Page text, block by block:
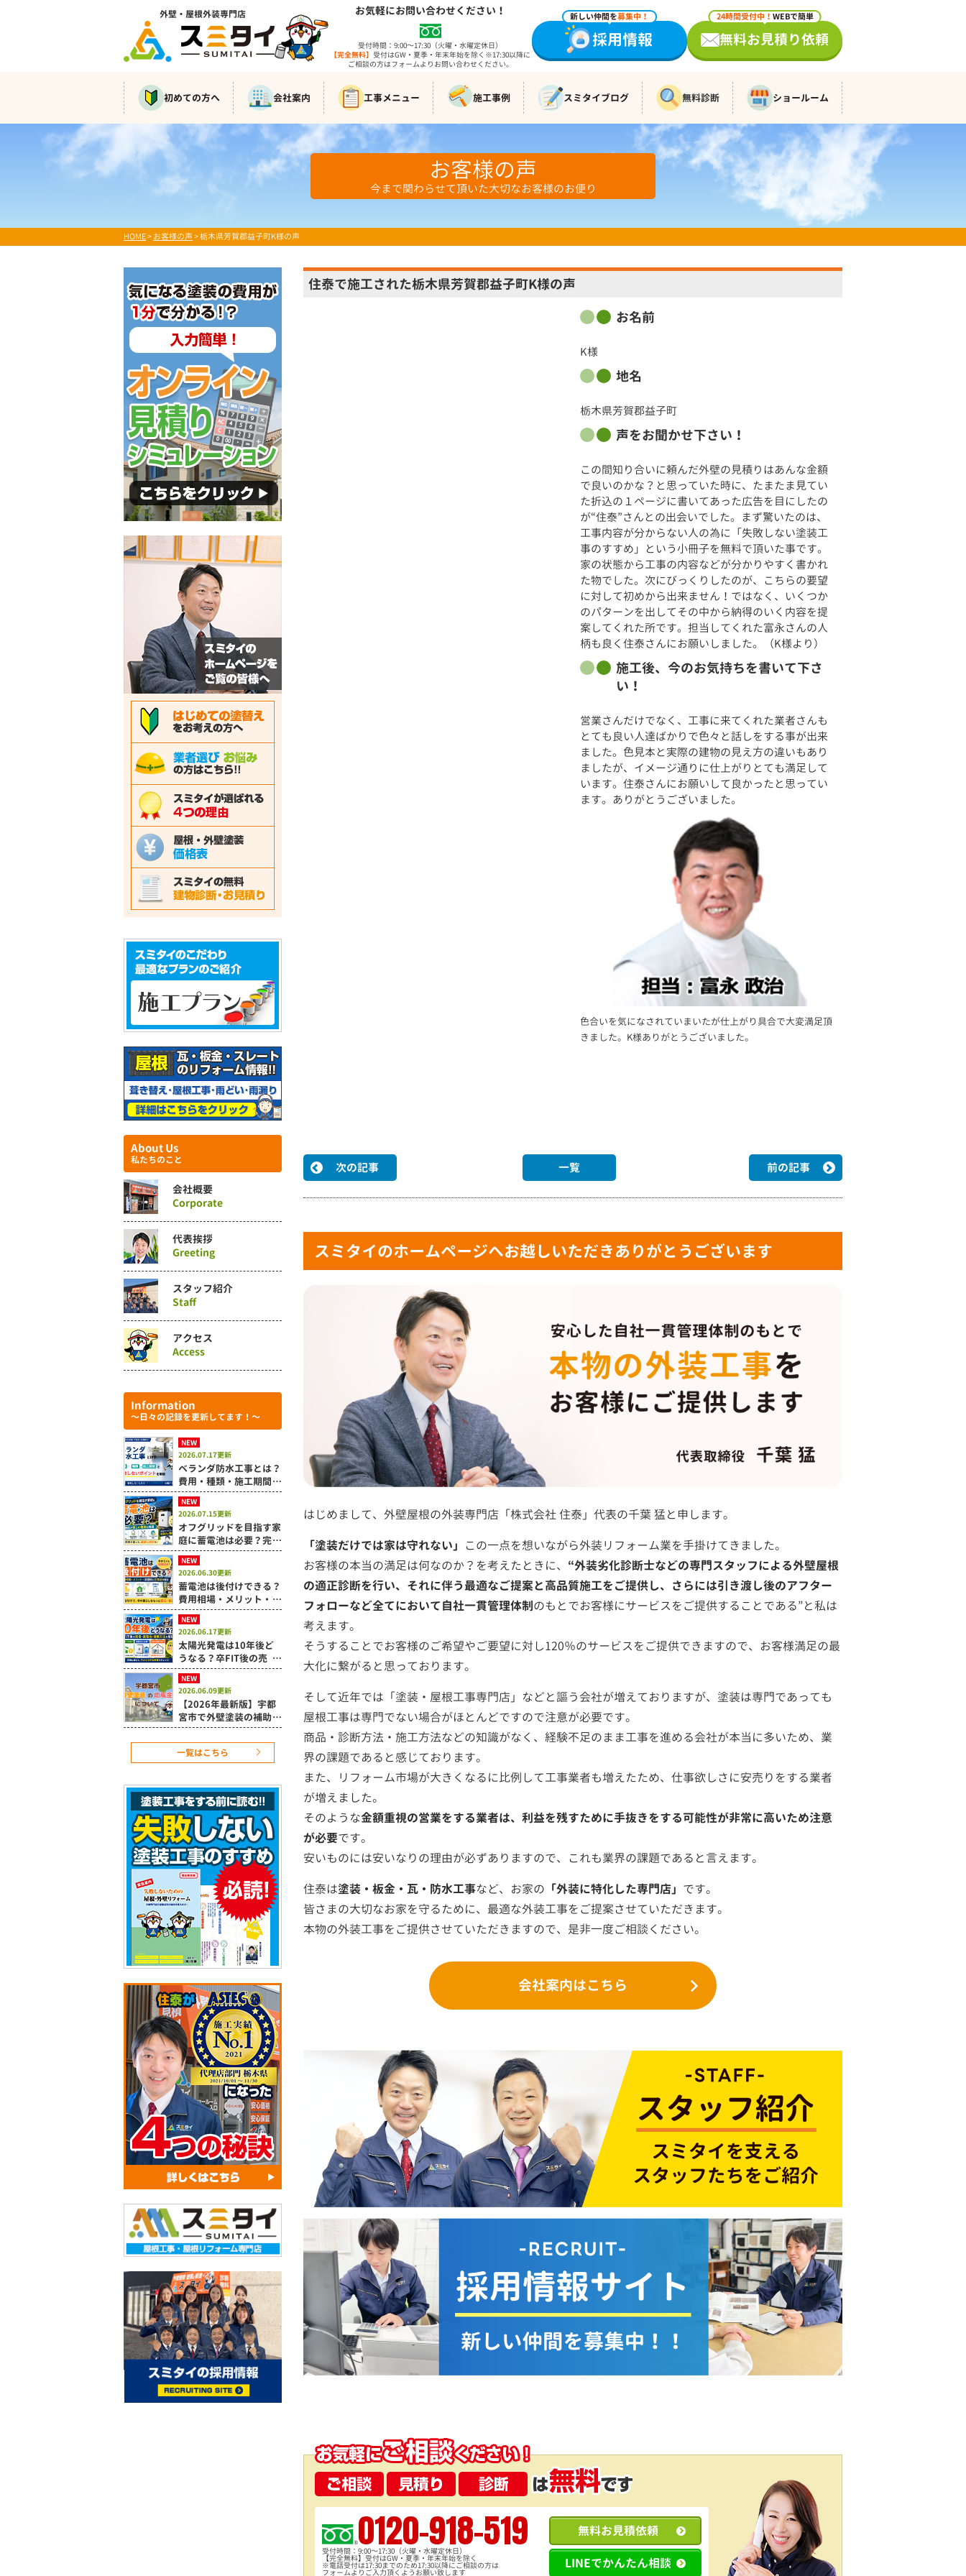
外壁・屋根外装専門店 お気軽にお問い合わせください！
受付時間：9:00～17:30（火曜・水曜定休日）
【完全無料】 受付はGW・夏季・年末年始を除く※17:30以降に
ご相談の方はフォームよりお問い合わせください。
新しい仲間を募集中！
採用情報
24時間受付中！ WEBで簡単
無料お見積り依頼
初めての方へ 会社案内 工事メニュー 施工事例 スミタイブログ 無料診断 ショールーム
お客様の声
今まで関わらせて頂いた大切なお客様のお便り
HOME>お客様の声>栃木県芳賀郡益子町K様の声
住泰で施工された栃木県芳賀郡益子町K様の声
お名前
K様
地名
栃木県芳賀郡益子町
声をお聞かせ下さい！
この間知り合いに頼んだ外壁の見積りはあんな金額
で良いのかな？と思っていた時に、たまたま見てい
た折込の１ページに書いてあった広告を目にしたの
が“住泰”さんとの出会いでした。まず驚いたのは、
工事内容が分からない人の為に「失敗しない塗装工
事のすすめ」という小冊子を無料で頂いた事です。
家の状態から工事の内容などが分かりやすく書かれ
た物でした。次にびっくりしたのが、こちらの要望
に対して初めから出来ません！ではなく、いくつか
のパターンを出してその中から納得のいく内容を提
案してくれた所です。担当してくれた富永さんの人
柄も良く住泰さんにお願いしました。（K様より）
施工後、今のお気持ちを書いて下さ
い！
営業さんだけでなく、工事に来てくれた業者さんも
とても良い人達ばかりで色々と話しをする事が出来
ました。色見本と実際の建物の見え方の違いもあり
ましたが、イメージ通りに仕上がりとても満足して
います。住泰さんにお願いして良かったと思ってい
ます。ありがとうございました。
色合いを気になされていまいたが仕上がり具合で大変満足頂
きました。K様ありがとうございました。
次の記事 一覧 前の記事
スミタイのホームページへお越しいただきありがとうございます
はじめまして、外壁屋根の外装専門店「株式会社 住泰」代表の千葉 猛と申します。
「塗装だけでは家は守れない」 この一点を想いながら外装リフォーム業を手掛けてきました。
お客様の本当の満足は何なのか？を考えたときに、 “外装劣化診断士などの専門スタッフによる外壁屋根
の適正診断を行い、それに伴う最適なご提案と高品質施工をご提供し、さらには引き渡し後のアフター
フォローなど全てにおいて自社一貫管理体制のもとでお客様にサービスをご提供することである”と私は
考えます。
そうすることでお客様のご希望やご要望に対し120％のサービスをご提供できますので、お客様満足の最
大化に繋がると思っております。
そして近年では「塗装・屋根工事専門店」などと謳う会社が増えておりますが、塗装は専門であっても
屋根工事は専門でない場合がほとんどですので注意が必要です。
商品・診断方法・施工方法などの知識がなく、経験不足のまま工事を進める会社が本当に多いため、業
界の課題であると感じております。
また、リフォーム市場が大きくなるに比例して工事業者も増えたため、仕事欲しさに安売りをする業者
が増えました。
そのような金額重視の営業をする業者は、利益を残すために手抜きをする可能性が非常に高いため注意
が必要です。
安いものには安いなりの理由が必ずありますので、これも業界の課題であると言えます。
住泰は塗装・板金・瓦・防水工事など、お家の 「外装に特化した専門店」 です。
皆さまの大切なお家を守るために、最適な外装工事をご提案させていただきます。
本物の外装工事をご提供させていただきますので、是非一度ご相談ください。
会社案内はこちら
0120-918-519
受付時間：9:00～17:30（火曜・水曜定休日）
【完全無料】受付はGW・夏季・年末年始を除く
※電話受付は17:30までのため17:30以降にご相談の方は
フォームよりご入力頂くようお願い致します
無料お見積依頼
LINEでかんたん相談
About Us
私たちのこと
会社概要
Corporate
代表挨拶
Greeting
スタッフ紹介
Staff
アクセス
Access
Information
～日々の記録を更新してます！～
NEW
2026.07.17更新
ベランダ防水工事とは？
費用・種類・施工期間と
失敗しないポイントを解
説
NEW
2026.07.15更新
オフグリッドを目指す家
庭に蓄電池は必要？完全
自給が難しい理由も解説
NEW
2026.06.30更新
蓄電池は後付けできる？
費用相場・メリット・設
置時の注意点を解説
NEW
2026.06.17更新
太陽光発電は10年後ど
うなる？卒FIT後の売
電・蓄電池・活用方法を
解説
NEW
2026.06.09更新
【2026年最新版】宇都
宮市で外壁塗装の補助金
は使える？令和8年度住
宅改修補助制度を解説
一覧はこちら